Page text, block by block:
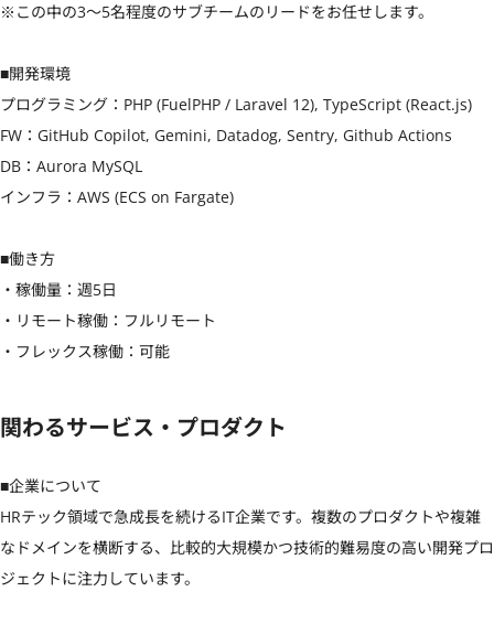
※この中の3〜5名程度のサブチームのリードをお任せします。
■開発環境
プログラミング：PHP (FuelPHP / Laravel 12), TypeScript (React.js)
FW：GitHub Copilot, Gemini, Datadog, Sentry, Github Actions
DB：Aurora MySQL
インフラ：AWS (ECS on Fargate)
■働き方
・稼働量：週5日
・リモート稼働：フルリモート
・フレックス稼働：可能
関わるサービス・プロダクト
■企業について
HRテック領域で急成長を続けるIT企業です。複数のプロダクトや複雑
なドメインを横断する、比較的大規模かつ技術的難易度の高い開発プロ
ジェクトに注力しています。